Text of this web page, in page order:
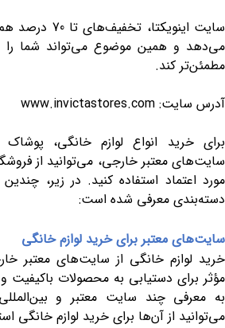
سایت
می‌دهد و همین موضوع می‌تواند شما را
مطمئن‌تر کند.
آدرس سایت: www.invictastores.com
برای خرید انواع لوازم خانگی، پوشاک
سایت‌های معتبر خارجی، می‌توانید از
مورد اعتماد استفاده کنید. در زیر،
دسته‌بندی معرفی شده است:
سایت‌های معتبر برای خرید لوازم خانگی
خرید لوازم خانگی از سایت‌های معتبر
مؤثر برای دستیابی به محصولات باکیفیت
به معرفی چند سایت معتبر و
می‌توانید از آن‌ها برای خرید لوازم خانگی